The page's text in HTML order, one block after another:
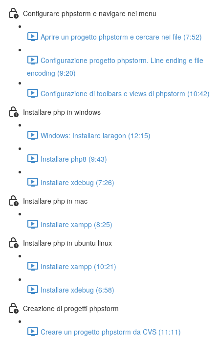
Configurare phpstorm e navigare nei menu
Aprire un progetto phpstorm e cercare nei file (7:52)
Configurazione progetto phpstorm. Line ending e file
encoding (9:20)
Configurazione di toolbars e views di phpstorm (10:42)
Installare php in windows
Windows: Installare laragon (12:15)
Installare php8 (9:43)
Installare xdebug (7:26)
Installare php in mac
Installare xampp (8:25)
Installare php in ubuntu linux
Installare xampp (10:21)
Installare xdebug (6:58)
Creazione di progetti phpstorm
Creare un progetto phpstorm da CVS (11:11)